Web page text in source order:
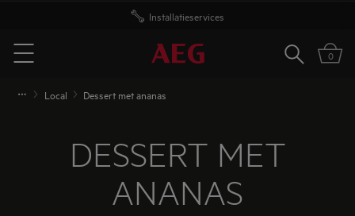
Gratis levering vanaf 50 euro
Menu
Zoeken0
Local Dessert met ananas
DESSERT MET
ANANAS